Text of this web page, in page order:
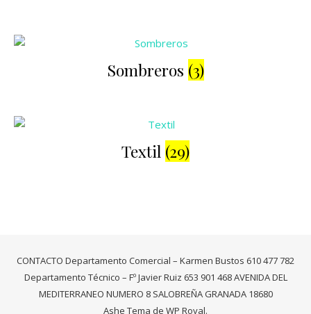
Sombreros (3)
Textil (29)
CONTACTO Departamento Comercial – Karmen Bustos 610 477 782
Departamento Técnico – Fº Javier Ruiz 653 901 468 AVENIDA DEL
MEDITERRANEO NUMERO 8 SALOBREÑA GRANADA 18680
Ashe Tema de WP Royal.